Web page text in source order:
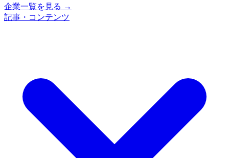
企業一覧を見る →
記事・コンテンツ